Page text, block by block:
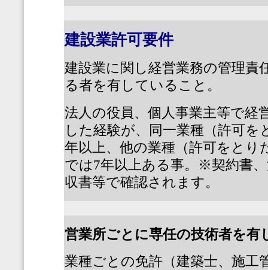
建設業許可要件
建設業に関し経営業務の管理責
る者を有していること。
法人の役員、個人事業主等で経
した経験が、同一業種（許可を
年以上、他の業種（許可をとり
では7年以上ある事。※契約書
収書等で確認されます。
営業所ごとに専任の技術者を有
業種ごとの免許（建築士、施工